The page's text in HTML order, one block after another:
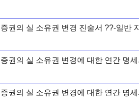
증권의 실 소유권 변경 진술서 ??-일반
증권의 실 소유권 변경에 대한 연간 명
증권의 실 소유권 변경에 대한 연간 명